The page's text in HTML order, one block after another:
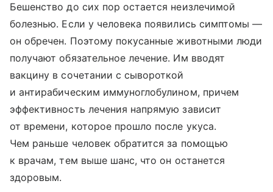
Бешенство до сих пор остается неизлечимой
болезнью. Если у человека появились симптомы —
он обречен. Поэтому покусанные животными люди
получают обязательное лечение. Им вводят
вакцину в сочетании с сывороткой
и антирабическим иммуноглобулином, причем
эффективность лечения напрямую зависит
от времени, которое прошло после укуса.
Чем раньше человек обратится за помощью
к врачам, тем выше шанс, что он останется
здоровым.